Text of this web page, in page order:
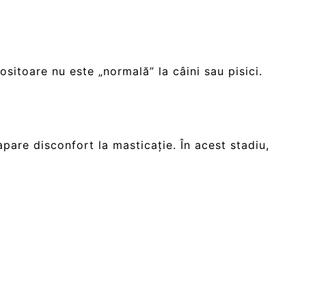
nu este „normală” la câini sau pisici.
disconfort la masticație. În acest stadiu,